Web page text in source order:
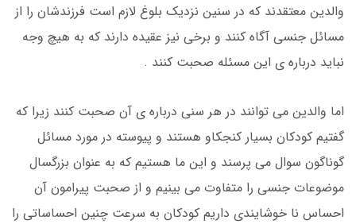
والدین معتقدند که در سنین نزدیک بلوغ لازم است فرزندشان را از
مسائل جنسی آگاه کنند و برخی نیز عقیده دارند که به هیچ وجه
نباید درباره ی این مسئله صحبت کنند .
اما والدین می توانند در هر سنی درباره ی آن صحبت کنند زیرا که
گفتیم کودکان بسیار کنجکاو هستند و پیوسته در مورد مسائل
گوناگون سوال می پرسند و این ما هستیم که به عنوان بزرگسال
موضوعات جنسی را متفاوت می بینیم و از صحبت پیرامون آن
احساس نا خوشایندی داریم کودکان به سرعت چنین احساساتی را